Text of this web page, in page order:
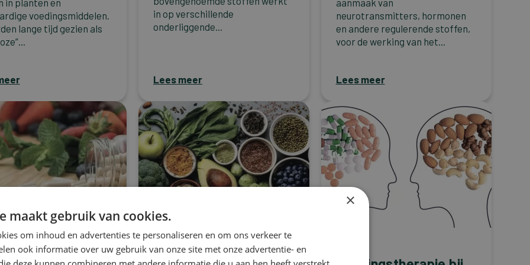
in planten en
voedingsmiddelen.
lange tijd gezien als
in op verschillende
onderliggende...
Lees meer
aanmaak van
neurotransmitters, hormonen
en andere regulerende stoffen,
voor de werking van het...
Lees meer
Kanker
×
maakt gebruik van cookies.
om inhoud en advertenties te personaliseren en om ons verkeer te
ook informatie over uw gebruik van onze site met onze advertentie- en